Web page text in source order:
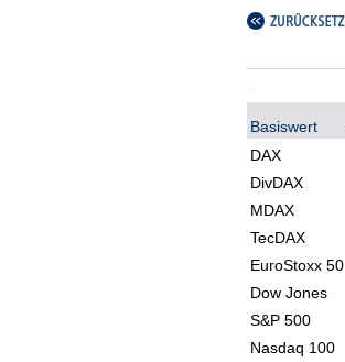
Basiswert
DAX
DivDAX
MDAX
TecDAX
EuroStoxx 50
Dow Jones
S&P 500
Nasdaq 100